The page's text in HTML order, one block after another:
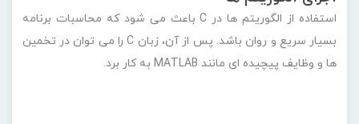
استفاده از الگوریتم ها در C باعث می شود که محاسبات برنامه
بسیار سریع و روان باشد. پس از آن، زبان C را می توان در تخمین
ها و وظایف پیچیده ای مانند MATLAB به کار برد.